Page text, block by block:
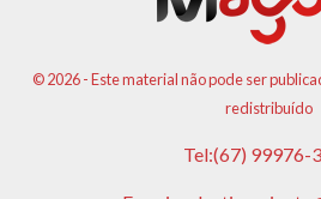
© 2026 - Este material não pode ser
redistribuído
Tel:(67) 99976-